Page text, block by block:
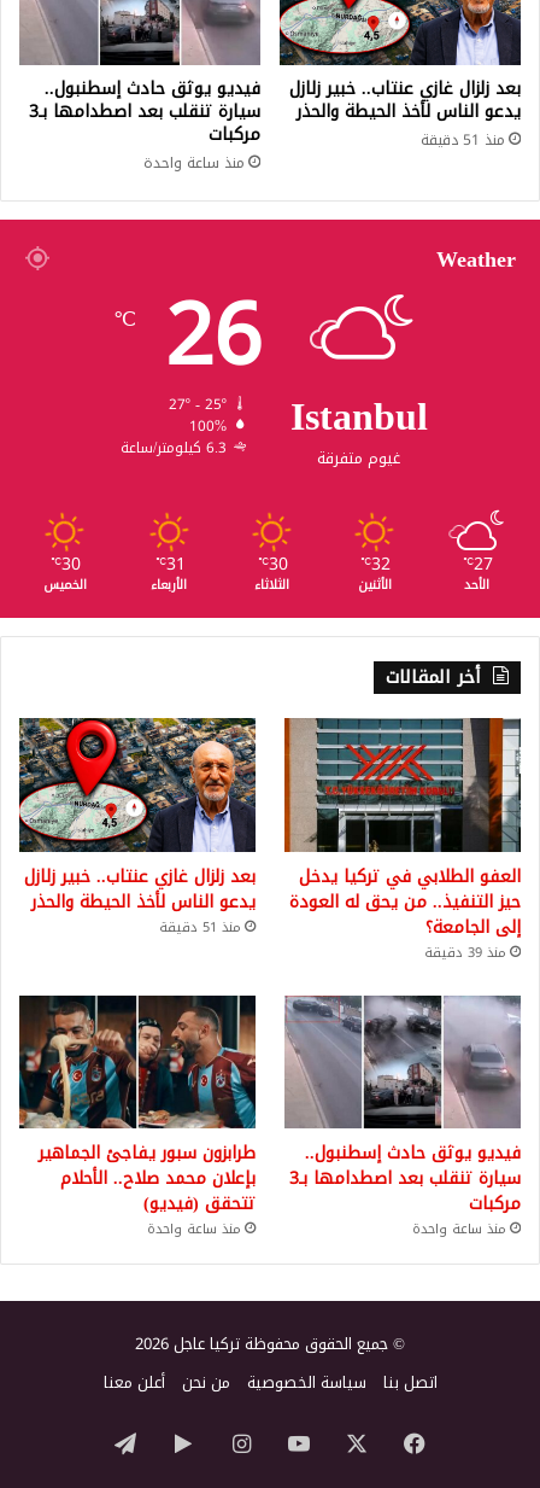
بعد زلزال غازي عنتاب.. خبير زلازل
يدعو الناس لأخذ الحيطة والحذر
منذ 51 دقيقة
فيديو يوثق حادث إسطنبول..
سيارة تنقلب بعد اصطدامها بـ3
مركبات
منذ ساعة واحدة
Weather
Istanbul
غيوم متفرقة
26
℃
27º - 25º
100%
6.3 كيلومتر/ساعة
27
℃
الأحد
32
℃
الأثنين
30
℃
الثلاثاء
31
℃
الأربعاء
30
℃
الخميس
أخر المقالات
العفو الطلابي في تركيا يدخل
حيز التنفيذ.. من يحق له العودة
إلى الجامعة؟
منذ 39 دقيقة
بعد زلزال غازي عنتاب.. خبير زلازل
يدعو الناس لأخذ الحيطة والحذر
منذ 51 دقيقة
فيديو يوثق حادث إسطنبول..
سيارة تنقلب بعد اصطدامها بـ3
مركبات
منذ ساعة واحدة
طرابزون سبور يفاجئ الجماهير
بإعلان محمد صلاح.. الأحلام
تتحقق (فيديو)
منذ ساعة واحدة
© جميع الحقوق محفوظة تركيا عاجل 2026
اتصل بنا سياسة الخصوصية من نحن أعلن معنا
فيسبوك ‫YouTubeانستقرام‏Googleتيلقرام